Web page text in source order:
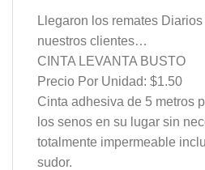
Llegaron los remates
nuestros clientes…
CINTA LEVANTA BUSTO
Precio Por Unidad: $1.50
Cinta adhesiva de 5 metros
los senos en su lugar sin
totalmente impermeable
sudor.